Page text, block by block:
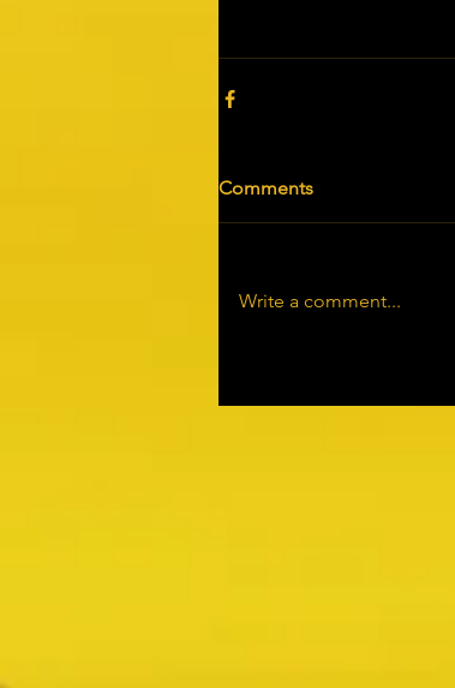
Comments
Write a comment...